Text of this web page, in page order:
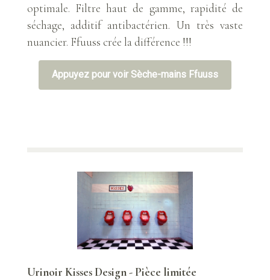
optimale. Filtre haut de gamme, rapidité de
séchage, additif antibactérien. Un très vaste
nuancier. Ffuuss crée la différence !!!
Appuyez pour voir Sèche-mains Ffuuss
Urinoir Kisses Design - Pièce limitée